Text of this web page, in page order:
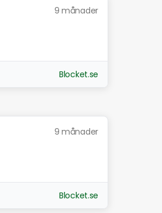
9 månader
Blocket.se
9 månader
Blocket.se